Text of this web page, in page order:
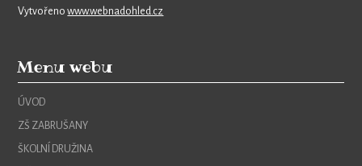
Vytvořenowww.webnadohled.cz
Menu webu
ÚVOD
ZŠ ZABRUŠANY
ŠKOLNÍ DRUŽINA